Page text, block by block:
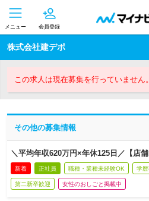
メニュー 会員登録
株式会社建デポ
この求人は現在募集を行っていません。
その他の募集情報
＼平均年収620万円×年休125日／【店
新着 正社員 職種・業種未経験OK 学
第二新卒歓迎 女性のおしごと掲載中